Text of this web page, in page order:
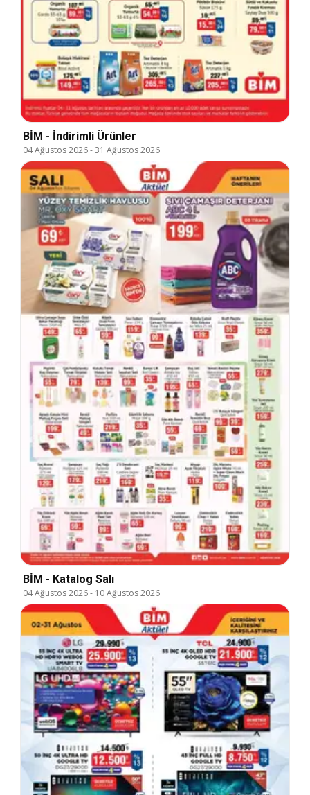
BİM - İndirimli Ürünler
04 Ağustos 2026-31 Ağustos 2026
BİM - Katalog Salı
04 Ağustos 2026- 10 Ağustos 2026